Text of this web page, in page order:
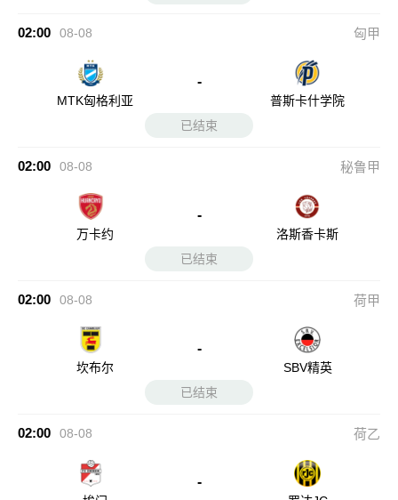
02:00 08-08 匈甲
MTK匈格利亚
-
普斯卡什学院
已结束
02:00 08-08 秘鲁甲
万卡约
-
洛斯香卡斯
已结束
02:00 08-08 荷甲
坎布尔
-
SBV精英
已结束
02:00 08-08 荷乙
-